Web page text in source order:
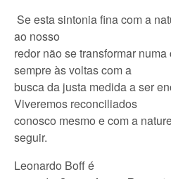
Se esta sintonia fina com a
ao nosso
redor não se transformar
sempre às voltas com a
busca da justa medida a ser
Viveremos reconciliados
conosco mesmo e com a
seguir.
Leonardo Boff é